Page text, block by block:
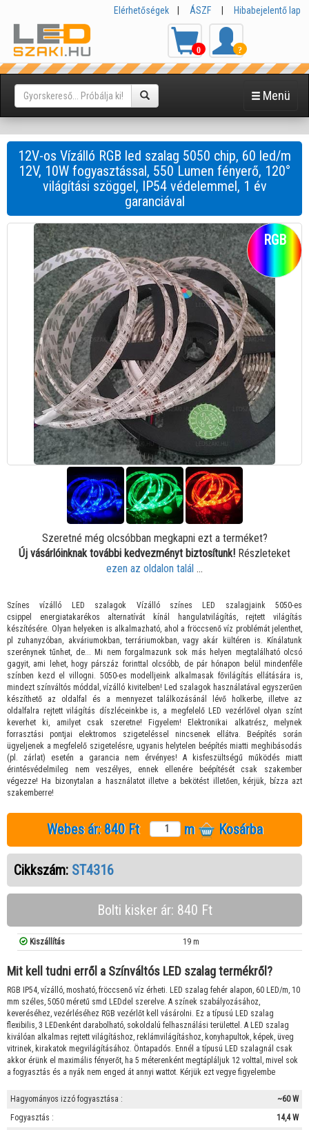
Elérhetőségek ÁSZF Hibabejelentő lap
0 ?
Menü
12V-os Vízálló RGB led szalag 5050 chip, 60 led/m
12V, 10W fogyasztással, 550 Lumen fényerő, 120°
világítási szöggel, IP54 védelemmel, 1 év
garanciával
RGB
Szeretné még olcsóbban megkapni ezt a terméket?
Új vásárlóinknak további kedvezményt biztosítunk! Részleteket
ezen az oldalon talál ...
Színes vízálló LED szalagok Vízálló színes LED szalagjaink 5050-es
csippel energiatakarékos alternatívát kínál hangulatvilágítás, rejtett világítás
készítésére. Olyan helyeken is alkalmazható, ahol a fröccsenő víz problémát jelenthet,
pl zuhanyzóban, akváriumokban, terráriumokban, vagy akár kültéren is. Kínálatunk
szerénynek tűnhet, de... Mi nem forgalmazunk sok más helyen megtalálható olcsó
gagyit, ami lehet, hogy párszáz forinttal olcsóbb, de pár hónapon belül mindenféle
színben kezd el villogni. 5050-es modelljeink alkalmasak fővilágítás ellátására is,
mindezt színváltós móddal, vízálló kivitelben! Led szalagok használatával egyszerűen
készíthető az oldalfal és a mennyezet találkozásánál lévő holkerbe, illetve az
oldalfalra rejtett világítás díszléceinkbe is, a megfelelő LED vezérlővel olyan színt
keverhet ki, amilyet csak szeretne! Figyelem! Elektronikai alkatrész, melynek
forrasztási pontjai elektromos szigeteléssel nincsenek ellátva. Beépítés során
ügyeljenek a megfelelő szigetelésre, ugyanis helytelen beépítés miatti meghibásodás
(pl. zárlat) esetén a garancia nem érvényes! A kisfeszültségű működés miatt
érintésvédelmileg nem veszélyes, ennek ellenére beépítését csak szakember
végezze! Ha bizonytalan a használatot illetve a bekötést illetően, kérjük, bízza azt
szakemberre!
Webes ár: 840 Ft m Kosárba
Cikkszám: ST4316
Bolti kisker ár: 840 Ft
Kiszállítás 19 m
Mit kell tudni erről a Színváltós LED szalag termékről?
RGB IP54, vízálló, mosható, fröccsenő víz érheti. LED szalag fehér alapon, 60 LED/m, 10
mm széles, 5050 méretű smd LEDdel szerelve. A színek szabályozásához,
keveréséhez, vezérléséhez RGB vezérlőt kell vásárolni. Ez a típusú LED szalag
flexibilis, 3 LEDenként darabolható, sokoldalú felhasználási területtel. A LED szalag
kiválóan alkalmas rejtett világításhoz, reklámvilágításhoz, konyhapultok, képek, üveg
vitrinek, kirakatok megvilágításához. Öntapadós. Ennél a típusú LED szalagnál csak
akkor érünk el maximális fényerőt, ha 5 méterenként megtápláljuk 12 volttal, mivel sok
a fogyasztás és a nyák nem enged át annyi wattot. Kérjük ezt vegye figyelembe
Hagyományos izzó fogyasztása :
~60 W
Fogyasztás :
14,4 W